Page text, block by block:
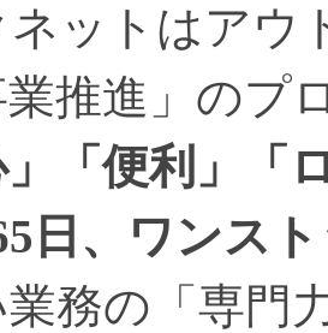
ットはアウ
推進」のプ
」「便利」「
日、ワンス
務の「専門